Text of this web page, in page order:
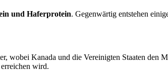
und Haferprotein. Gegenwärtig entstehen
wobei Kanada und die Vereinigten Staaten
wird.